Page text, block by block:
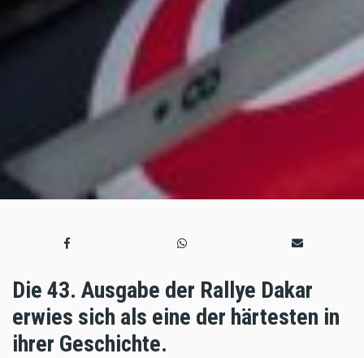
Die 43. Ausgabe der Rallye Dakar
erwies sich als eine der härtesten in
ihrer Geschichte.